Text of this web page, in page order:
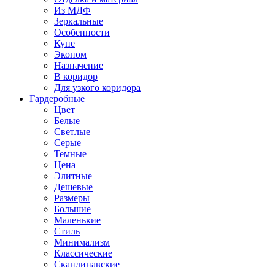
Из МДФ
Зеркальные
Особенности
Купе
Эконом
Назначение
В коридор
Для узкого коридора
Гардеробные
Цвет
Белые
Светлые
Серые
Темные
Цена
Элитные
Дешевые
Размеры
Большие
Маленькие
Стиль
Минимализм
Классические
Скандинавские